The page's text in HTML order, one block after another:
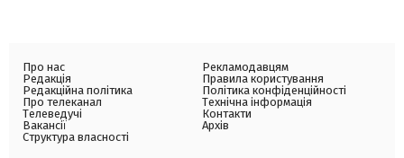
Про нас
Редакція
Редакційна політика
Про телеканал
Телеведучі
Вакансії
Структура власності
Рекламодавцям
Правила користування
Політика конфіденційності
Технічна інформація
Контакти
Архів